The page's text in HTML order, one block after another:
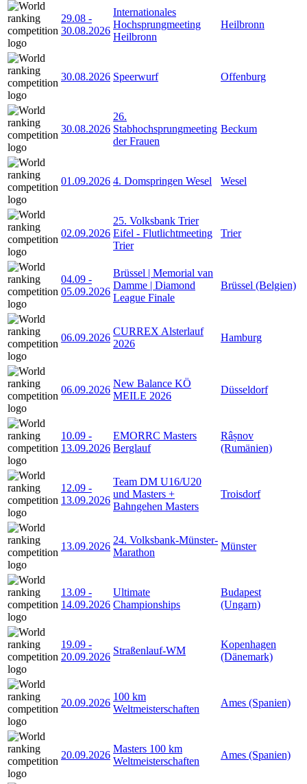
29.08 -
30.08.2026
Internationales
Hochsprungmeeting
Heilbronn
Heilbronn
30.08.2026 Speerwurf Offenburg
30.08.2026
26.
Stabhochsprungmeeting
der Frauen
Beckum
01.09.2026 4. Domspringen Wesel Wesel
02.09.2026
25. Volksbank Trier
Eifel - Flutlichtmeeting
Trier
Trier
04.09 -
05.09.2026
Brüssel | Memorial van
Damme | Diamond
League Finale
Brüssel (Belgien)
06.09.2026
CURREX Alsterlauf
2026
Hamburg
06.09.2026
New Balance KÖ
MEILE 2026
Düsseldorf
10.09 -
13.09.2026
EMORRC Masters
Berglauf
Râșnov
(Rumänien)
12.09 -
13.09.2026
Team DM U16/U20
und Masters +
Bahngehen Masters
Troisdorf
13.09.2026
24. Volksbank-Münster-
Marathon
Münster
13.09 -
14.09.2026
Ultimate
Championships
Budapest
(Ungarn)
19.09 -
20.09.2026
Straßenlauf-WM
Kopenhagen
(Dänemark)
20.09.2026
100 km
Weltmeisterschaften
Ames (Spanien)
20.09.2026
Masters 100 km
Weltmeisterschaften
Ames (Spanien)